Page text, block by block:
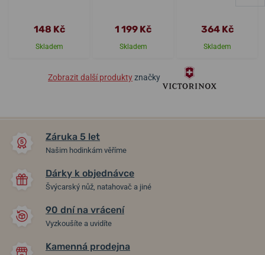
148 Kč
Skladem
1 199 Kč
Skladem
364 Kč
Skladem
Zobrazit další produktyznačky
Záruka 5 let
Našim hodinkám věříme
Dárky k objednávce
Švýcarský nůž, natahovač a jiné
90 dní na vrácení
Vyzkoušíte a uvidíte
Kamenná prodejna